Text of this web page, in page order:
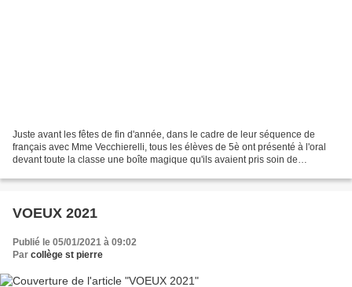
Juste avant les fêtes de fin d'année, dans le cadre de leur séquence de
français avec Mme Vecchierelli, tous les élèves de 5è ont présenté à l'oral
devant toute la classe une boîte magique qu'ils avaient pris soin de
VOEUX 2021
Publié le 05/01/2021 à 09:02
Par collège st pierre